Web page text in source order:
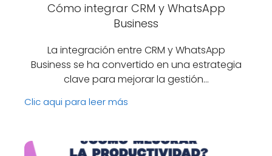
Cómo integrar CRM y WhatsApp
Business
La integración entre CRM y WhatsApp
Business se ha convertido en una estrategia
clave para mejorar la gestión…
Clic aqui para leer más